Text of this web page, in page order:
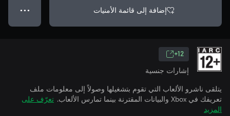
إضافة إلى قائمة الأمنيات ● ● ●
12+
إشارات جنسية
يتلقى ناشرو الألعاب التي تقوم بتشغيلها وصولاً إلى معلومات ملف
تعريفك في Xbox والبيانات المقترنة بينما تمارس الألعاب.
تعرّف على
المزيد